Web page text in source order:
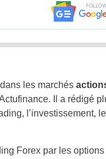
les marchés
Il a rédigé
l’investissement,
Forex par les options